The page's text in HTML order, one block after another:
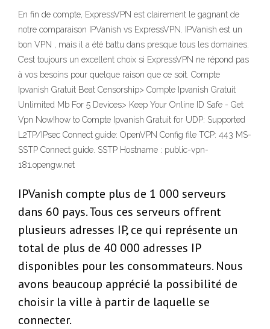
En fin de compte, ExpressVPN est clairement le gagnant de
notre comparaison IPVanish vs ExpressVPN. IPVanish est un
bon VPN , mais il a été battu dans presque tous les domaines.
C’est toujours un excellent choix si ExpressVPN ne répond pas
à vos besoins pour quelque raison que ce soit. Compte
Ipvanish Gratuit Beat Censorship> Compte Ipvanish Gratuit
Unlimited Mb For 5 Devices‎> Keep Your Online ID Safe - Get
Vpn Now!how to Compte Ipvanish Gratuit for UDP: Supported
L2TP/IPsec Connect guide: OpenVPN Config file TCP: 443 MS-
SSTP Connect guide. SSTP Hostname : public-vpn-
181.opengw.net
IPVanish compte plus de 1 000 serveurs
dans 60 pays. Tous ces serveurs offrent
plusieurs adresses IP, ce qui représente un
total de plus de 40 000 adresses IP
disponibles pour les consommateurs. Nous
avons beaucoup apprécié la possibilité de
choisir la ville à partir de laquelle se
connecter.